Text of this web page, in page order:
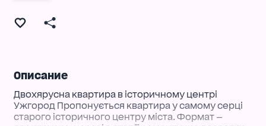
Описание
Двохярусна квартира в історичному центрі
Ужгород Пропонується квартира у самому серці
старого історичного центру міста. Формат —